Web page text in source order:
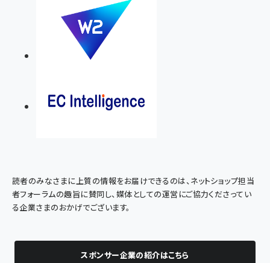
読者のみなさまに上質の情報をお届けできるのは、ネットショップ担当
者フォーラムの趣旨に賛同し、媒体としての運営にご協力くださってい
る企業さまのおかげでございます。
スポンサー企業の紹介はこちら